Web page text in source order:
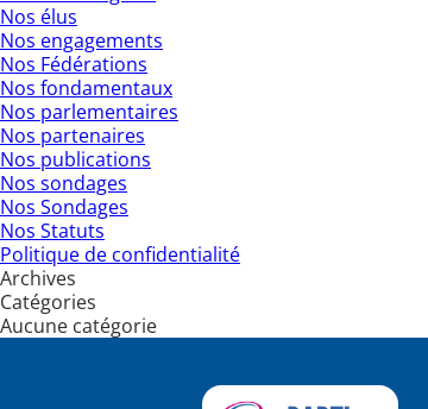
Nos élus
Nos engagements
Nos Fédérations
Nos fondamentaux
Nos parlementaires
Nos partenaires
Nos publications
Nos sondages
Nos Sondages
Nos Statuts
Politique de confidentialité
Archives
Catégories
Aucune catégorie